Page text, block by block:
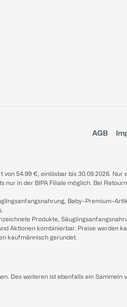
AGB
54.99 €, einlösbar bis 30.09.2026.
in der BIPA Filiale möglich. Bei
Baby-Premium-
Produkte,
Aktionen kombinierbar. Preise werden
kaufmännisch gerundet.
Des weiteren ist ebenfalls ein